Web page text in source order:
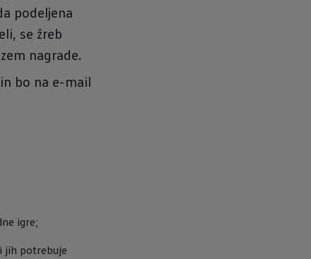
podeljena
se žreb
nagrade.
bo na e-mail
igre;
jih potrebuje